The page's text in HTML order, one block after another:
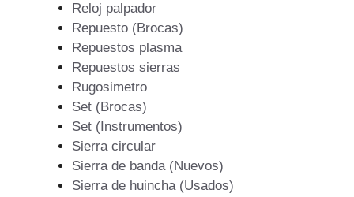
Reloj palpador
Repuesto (Brocas)
Repuestos plasma
Repuestos sierras
Rugosimetro
Set (Brocas)
Set (Instrumentos)
Sierra circular
Sierra de banda (Nuevos)
Sierra de huincha (Usados)